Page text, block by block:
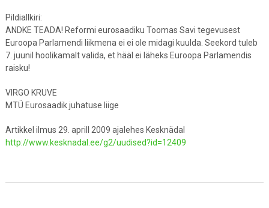
Pildiallkiri:
ANDKE TEADA! Reformi eurosaadiku Toomas Savi tegevusest
Euroopa Parlamendi liikmena ei ei ole midagi kuulda. Seekord tuleb
7. juunil hoolikamalt valida, et hääl ei läheks Euroopa Parlamendis
raisku!
VIRGO KRUVE
MTÜ Eurosaadik juhatuse liige
Artikkel ilmus 29. aprill 2009 ajalehes Kesknädal
http://www.kesknadal.ee/g2/uudised?id=12409